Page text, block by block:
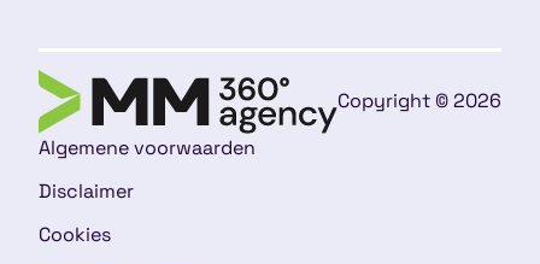
Copyright © 2026
Algemene voorwaarden
Disclaimer
Cookies